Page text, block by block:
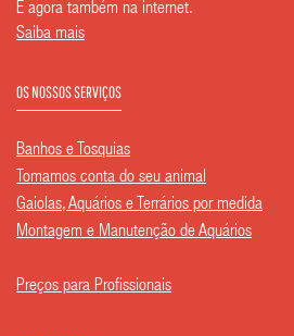
E agora também na internet.
Saiba mais
OS NOSSOS SERVIÇOS
Banhos e Tosquias
Tomamos conta do seu animal
Gaiolas, Aquários e Terrários por medida
Montagem e Manutenção de Aquários
Preços para Profissionais